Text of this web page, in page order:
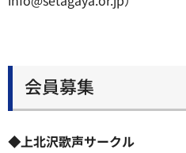
会員募集
◆上北沢歌声サークル